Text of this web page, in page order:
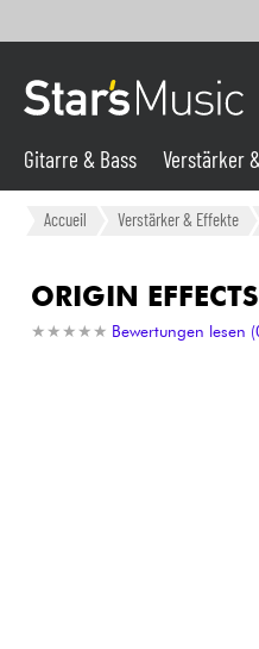
Gitarre & Bass
Synths & samplers
Gitarre & Bass Verstärker
Accueil Verstärker & Effekte
ORIGIN EFFECTS
★ ★ ★ ★ ★
★ ★ ★ ★ ★ Bewertungen lesen